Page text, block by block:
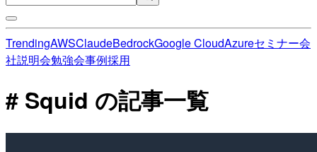
TrendingAWSClaudeBedrockGoogle CloudAzureセミナー会
社説明会勉強会事例採用
# Squid の記事一覧